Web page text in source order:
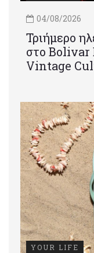
04/08/2026
Τριήμερο
στο Bolivar
Vintage
YOUR LIFE